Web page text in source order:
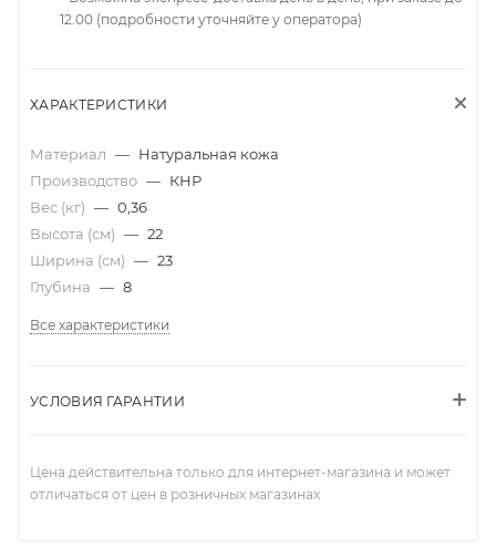
12.00 (подробности уточняйте у оператора)
ХАРАКТЕРИСТИКИ
Материал — Натуральная кожа
Производство — КНР
Вес (кг) — 0,36
Высота (см) — 22
Ширина (см) — 23
Глубина — 8
Все характеристики
УСЛОВИЯ ГАРАНТИИ
Цена действительна только для интернет-магазина и может
отличаться от цен в розничных магазинах